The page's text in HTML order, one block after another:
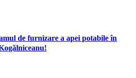
de furnizare a apei potabile în